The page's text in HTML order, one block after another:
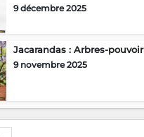
9 décembre 2025
Jacarandas : Arbres-pouvoir
9 novembre 2025